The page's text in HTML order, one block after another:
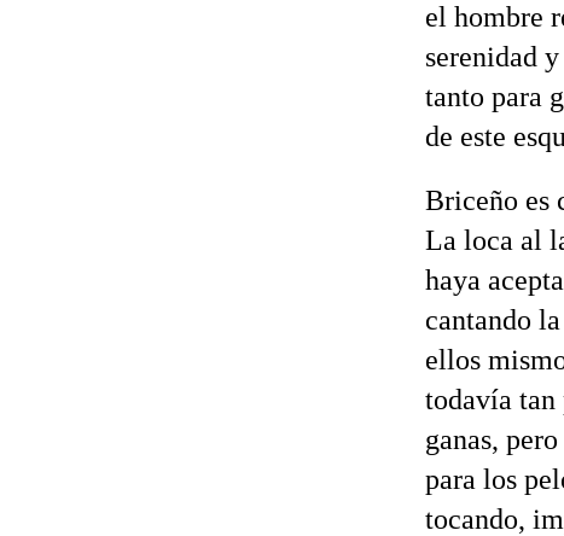
el hombre
serenidad
tanto para
de este
Briceño es
La loca al
haya
cantando
ellos
todavía tan
ganas,
para los
tocando,